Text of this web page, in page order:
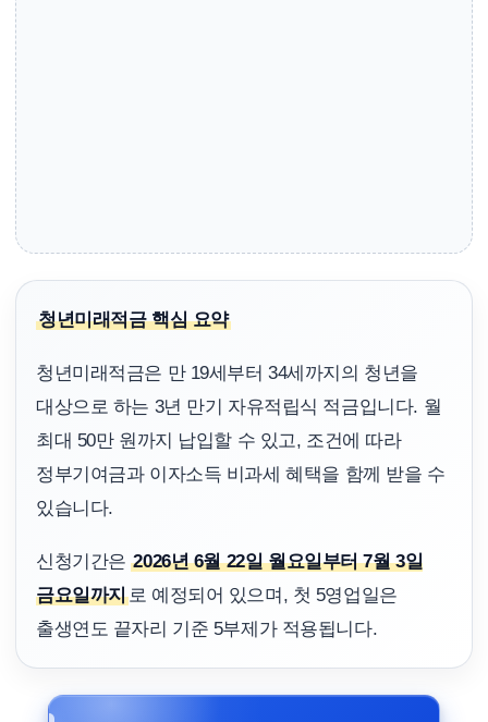
청년미래적금 핵심 요약
청년미래적금은 만 19세부터 34세까지의 청년을
대상으로 하는 3년 만기 자유적립식 적금입니다. 월
최대 50만 원까지 납입할 수 있고, 조건에 따라
정부기여금과 이자소득 비과세 혜택을 함께 받을 수
있습니다.
신청기간은2026년 6월 22일 월요일부터 7월 3일
금요일까지로 예정되어 있으며, 첫 5영업일은
출생연도 끝자리 기준 5부제가 적용됩니다.